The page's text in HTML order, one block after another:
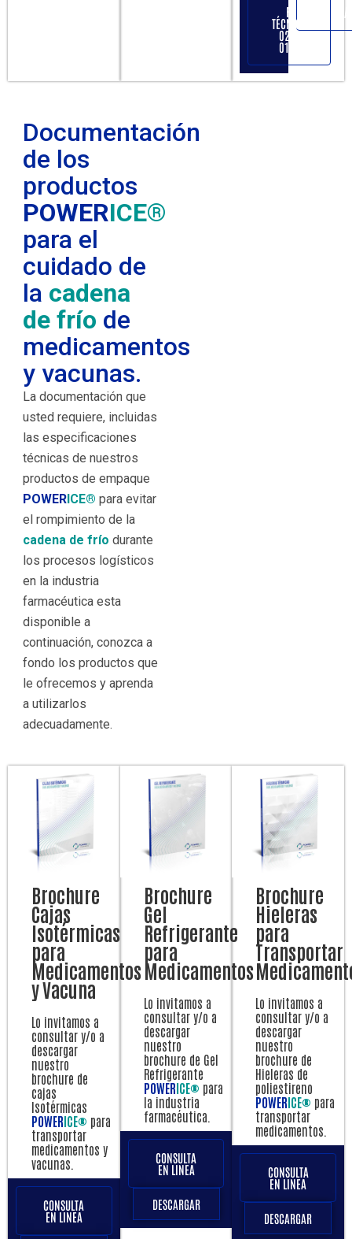
F.
TÉCNICA
020-
0125
Documentación
de los
productos
POWERICE®
para el
cuidado de
la cadena
de frío de
medicamentos
y vacunas.
La documentación que
usted requiere, incluidas
las especificaciones
técnicas de nuestros
productos de empaque
POWERICE® para evitar
el rompimiento de la
cadena de frío durante
los procesos logísticos
en la industria
farmacéutica esta
disponible a
continuación, conozca a
fondo los productos que
le ofrecemos y aprenda
a utilizarlos
adecuadamente.
Brochure
Cajas
Isotérmicas
para
Medicamentos
y Vacuna
Lo invitamos a
consultar y/o a
descargar
nuestro
brochure de
cajas
Isotérmicas
POWERICE® para
transportar
medicamentos y
vacunas.
CONSULTA
EN LINEA
Brochure
Gel
Refrigerante
para
Medicamentos
Lo invitamos a
consultar y/o a
descargar
nuestro
brochure de Gel
Refrigerante
POWERICE® para
la industria
farmacéutica.
CONSULTA
EN LINEA
DESCARGAR
Brochure
Hieleras
para
Transportar
Lo invitamos a
consultar y/o a
descargar
nuestro
brochure de
Hieleras de
poliestireno
POWERICE® para
transportar
medicamentos.
CONSULTA
EN LINEA
DESCARGAR